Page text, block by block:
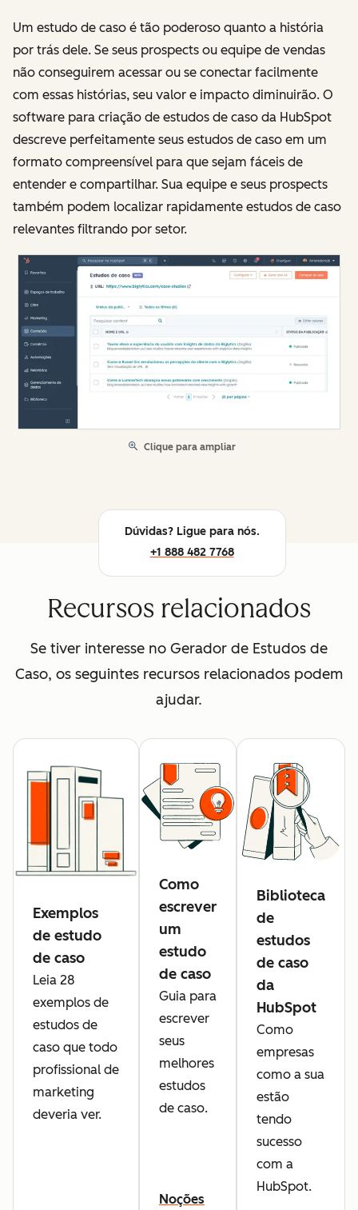
Um estudo de caso é tão poderoso quanto a história
por trás dele. Se seus prospects ou equipe de vendas
não conseguirem acessar ou se conectar facilmente
com essas histórias, seu valor e impacto diminuirão. O
software para criação de estudos de caso da HubSpot
descreve perfeitamente seus estudos de caso em um
formato compreensível para que sejam fáceis de
entender e compartilhar. Sua equipe e seus prospects
também podem localizar rapidamente estudos de caso
relevantes filtrando por setor.
Clique para ampliar
Dúvidas? Ligue para nós.
+1 888 482 7768
Recursos relacionados
Se tiver interesse no Gerador de Estudos de
Caso, os seguintes recursos relacionados podem
ajudar.
Exemplos
de estudo
de caso
Leia 28
exemplos de
estudos de
caso que todo
profissional de
marketing
deveria ver.
Como
escrever
um
estudo
de caso
Guia para
escrever
seus
melhores
estudos
de caso.
Noções
Biblioteca
de
estudos
de caso
da
HubSpot
Como
empresas
como a sua
estão
tendo
sucesso
com a
HubSpot.